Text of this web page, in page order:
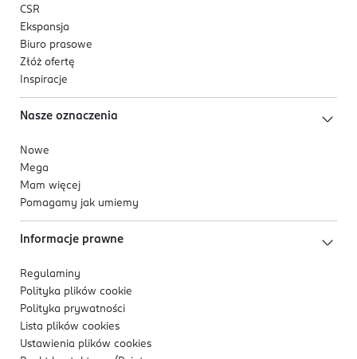
CSR
Ekspansja
Biuro prasowe
Złóż ofertę
Inspiracje
Nasze oznaczenia
Nowe
Mega
Mam więcej
Pomagamy jak umiemy
Informacje prawne
Regulaminy
Polityka plików cookie
Polityka prywatności
Lista plików cookies
Ustawienia plików cookies